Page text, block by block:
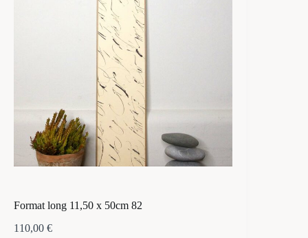
Format long 11,50 x 50cm 82
110,00 €